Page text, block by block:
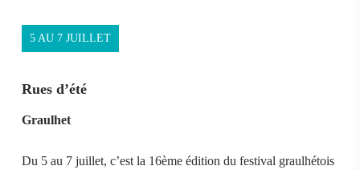
5 AU 7 JUILLET
Rues d’été
Graulhet
Du 5 au 7 juillet, c’est la 16ème édition du festival graulhétois